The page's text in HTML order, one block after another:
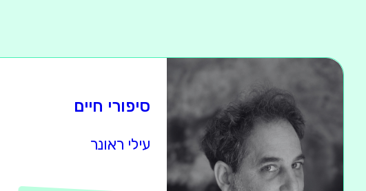
סיפורי חיים
עילי ראונר